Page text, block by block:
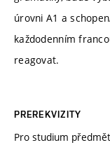
úrovni A1 a
každodenním
reagovat.
PREREKVIZITY
Pro studium